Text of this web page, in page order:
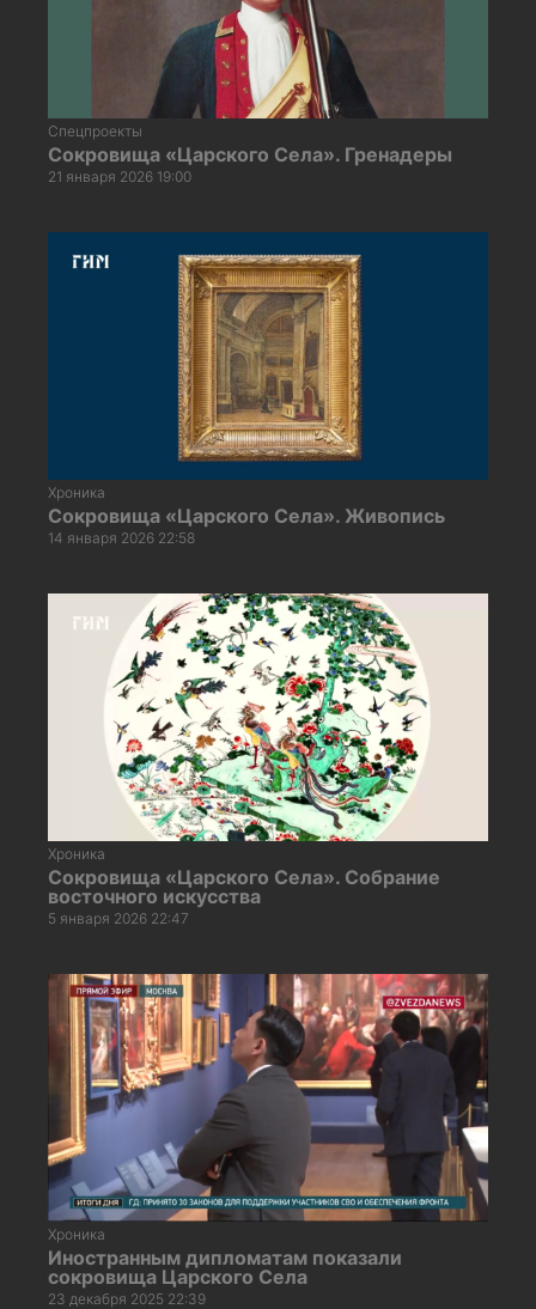
Спецпроекты
Сокровища «Царского Села». Гренадеры
21 января 2026 19:00
Хроника
Сокровища «Царского Села». Живопись
14 января 2026 22:58
Хроника
Сокровища «Царского Села». Собрание
восточного искусства
5 января 2026 22:47
Хроника
Иностранным дипломатам показали
сокровища Царского Села
23 декабря 2025 22:39